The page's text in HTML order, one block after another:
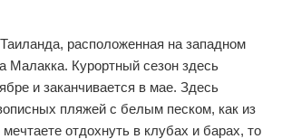
расположенная на западном
Малакка. Курортный сезон здесь
и заканчивается в мае. Здесь
пляжей с белым песком, как из
отдохнуть в клубах и барах, то